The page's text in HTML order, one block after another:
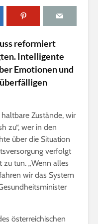
reformiert
Intelligente
Emotionen und
Zustände, wir
zu“, wer in den
über die Situation
verfolgt
tun. „Wenn alles
wir das System
österreichischen